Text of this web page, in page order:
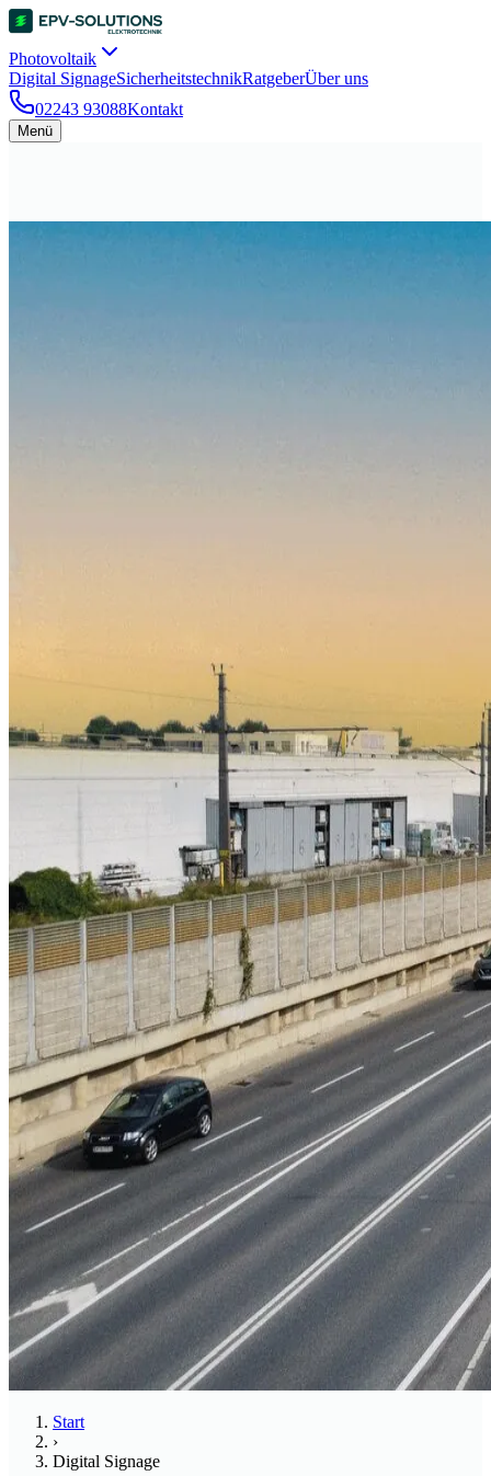
Photovoltaik
Digital SignageSicherheitstechnikRatgeberÜber uns
02243 93088Kontakt
Menü
Start
›
Digital Signage